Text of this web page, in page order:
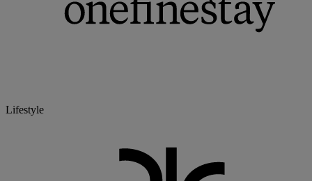
Lifestyle